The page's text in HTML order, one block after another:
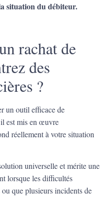
situation du débiteur.
rachat de
des
?
un outil efficace de
est mis en œuvre
réellement à votre situation
universelle et mérite une
lorsque les difficultés
que plusieurs incidents de